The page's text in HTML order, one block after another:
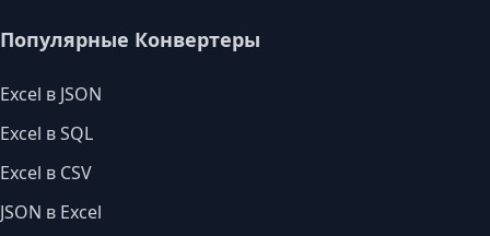
Популярные Конвертеры
Excel в JSON
Excel в SQL
Excel в CSV
JSON в Excel